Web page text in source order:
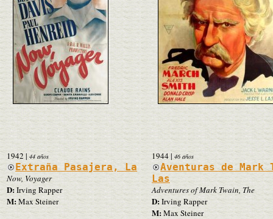
1942 | 44 años
Extraña Pasajera, La
Now, Voyager
D:Irving Rapper
M:Max Steiner
1944| 46 años
Aventuras de Mark
Las
Adventures of Mark Twain, The
D: Irving Rapper
M: Max Steiner